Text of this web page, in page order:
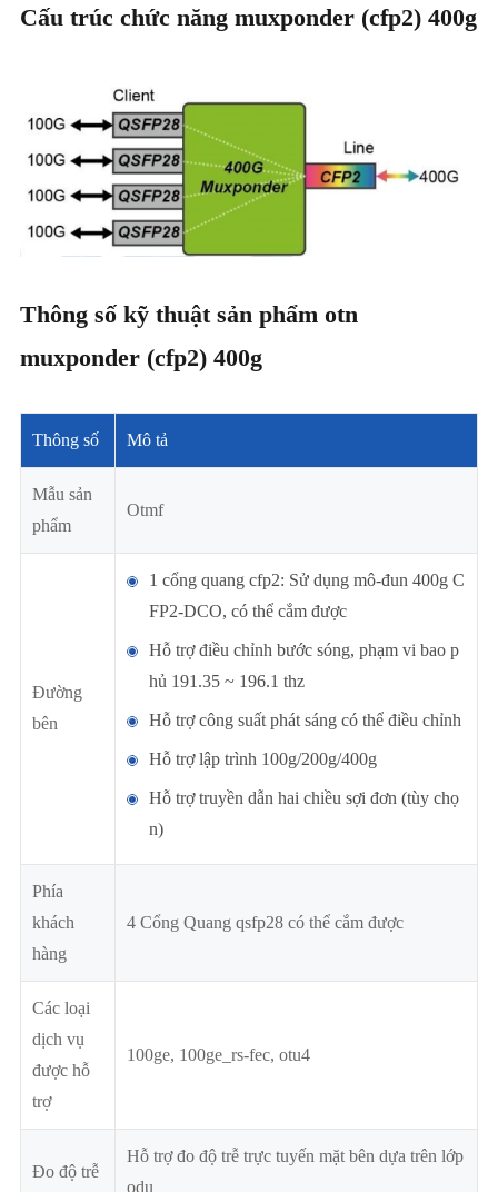
Cấu trúc chức năng muxponder (cfp2) 400g
Thông số kỹ thuật sản phẩm otn
muxponder (cfp2) 400g
Thông số Mô tả
Mẫu sản
phẩm
Otmf
Đường
bên
1 cổng quang cfp2: Sử dụng mô-đun 400g C
FP2-DCO, có thể cắm được
Hỗ trợ điều chỉnh bước sóng, phạm vi bao p
hủ 191.35 ~ 196.1 thz
Hỗ trợ công suất phát sáng có thể điều chỉnh
Hỗ trợ lập trình 100g/200g/400g
Hỗ trợ truyền dẫn hai chiều sợi đơn (tùy chọ
n)
Phía
khách
hàng
4 Cổng Quang qsfp28 có thể cắm được
Các loại
dịch vụ
được hỗ
trợ
100ge, 100ge_rs-fec, otu4
Đo độ trễ
Hỗ trợ đo độ trễ trực tuyến mặt bên dựa trên lớp
odu